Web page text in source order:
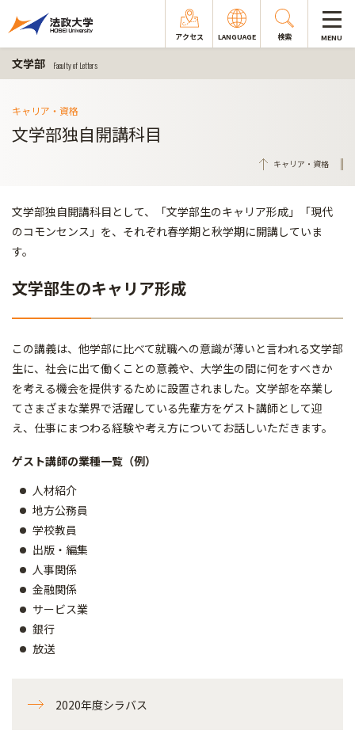
アクセス LANGUAGE 検索 MENU
文学部 Faculty of Letters
キャリア・資格
文学部独自開講科目
キャリア・資格
文学部独自開講科目として、「文学部生のキャリア形成」「現代
のコモンセンス」を、それぞれ春学期と秋学期に開講していま
す。
文学部生のキャリア形成
この講義は、他学部に比べて就職への意識が薄いと言われる文学部
生に、社会に出て働くことの意義や、大学生の間に何をすべきか
を考える機会を提供するために設置されました。文学部を卒業し
てさまざまな業界で活躍している先輩方をゲスト講師として迎
え、仕事にまつわる経験や考え方についてお話しいただきます。
ゲスト講師の業種一覧（例）
人材紹介
地方公務員
学校教員
出版・編集
人事関係
金融関係
サービス業
銀行
放送
2020年度シラバス